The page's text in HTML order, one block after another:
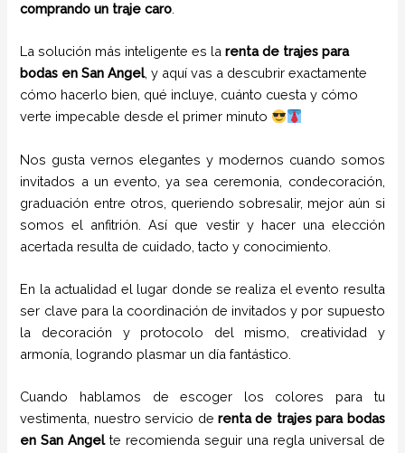
comprando un traje caro
La solución más inteligente es larenta de trajes para
bodas en San Angel, y aquí vas a descubrir exactamente
cómo hacerlo bien, qué incluye, cuánto cuesta y cómo
verte impecable desde el primer minuto
Nos gusta vernos elegantes y modernos cuando somos
invitados a un evento, ya sea ceremonia, condecoración,
graduación entre otros, queriendo sobresalir, mejor aún si
somos el anfitrión. Así que vestir y hacer una elección
acertada resulta de cuidado, tacto y conocimiento.
En la actualidad el lugar donde se realiza el evento resulta
ser clave para la coordinación de invitados y por supuesto
la decoración y protocolo del mismo, creatividad y
armonía, logrando plasmar un día fantástico.
Cuando hablamos de escoger los colores para tu
vestimenta, nuestro servicio de renta de trajes para bodas
enSan Angelte recomienda seguir una regla universal de